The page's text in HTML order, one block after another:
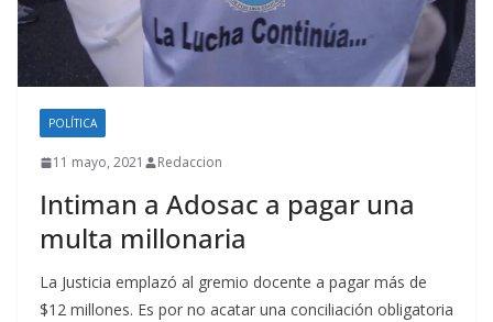
POLÍTICA
11 mayo, 2021 Redaccion
Intiman a Adosac a pagar una
multa millonaria
La Justicia emplazó al gremio docente a pagar más de
$12 millones. Es por no acatar una conciliación obligatoria